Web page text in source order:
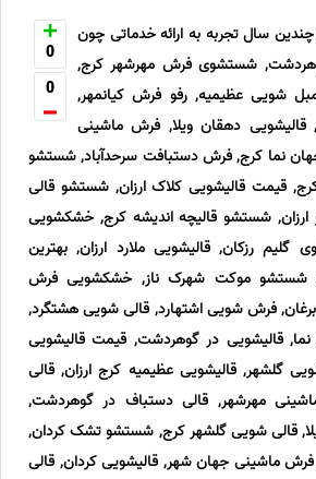
0
0
سال تجربه به ارائه خدماتی چون
شستشوی فرش مهرشهر کرج,
شویی عظیمیه, رفو فرش کیانمهر,
قالیشویی دهقان ویلا, فرش ماشینی
نما کرج, فرش دستبافت سرحدآباد, شستشو
قیمت قالیشویی کلاک ارزان, شستشو قالی
ارزان, شستشو قالیچه اندیشه کرج, خشکشویی
رزکان, قالیشویی ملارد ارزان, بهترین
شستشو موکت شهرک ناز, خشکشویی فرش
فرش شویی اشتهارد, قالی شویی هشتگرد,
نما, قالیشویی در گوهردشت, قیمت قالیشویی
گلشهر, قالیشویی عظیمیه کرج ارزان, قالی
مهرشهر, قالی دستباف در گوهردشت,
قالی شویی گلشهر کرج, شستشو تشک کردان,
فرش ماشینی جهان شهر, قالیشویی کردان, قالی